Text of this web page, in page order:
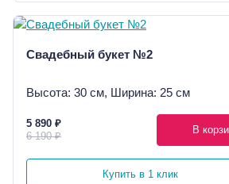
Свадебный букет №2
Высота: 30 см, Ширина: 25 см
5 890 ₽
6 190 ₽
В
Купить в 1 клик